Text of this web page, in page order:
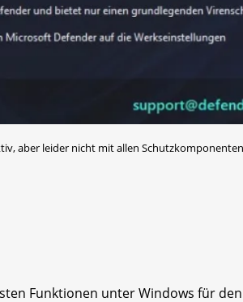
aber leider nicht mit allen Schutzkomponenten
Funktionen unter Windows für